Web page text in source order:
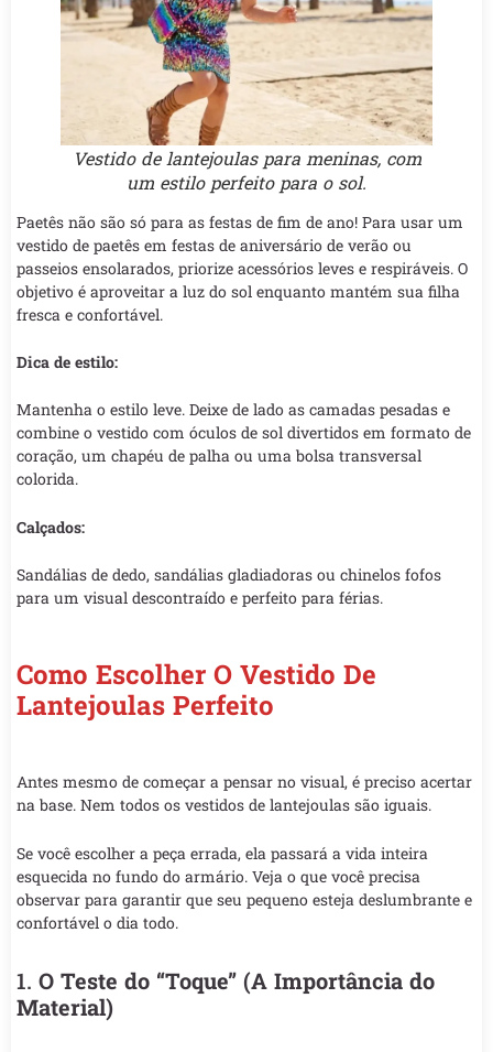
Vestido de lantejoulas para meninas, com
um estilo perfeito para o sol.
Paetês não são só para as festas de fim de ano! Para usar um
vestido de paetês em festas de aniversário de verão ou
passeios ensolarados, priorize acessórios leves e respiráveis. O
objetivo é aproveitar a luz do sol enquanto mantém sua filha
fresca e confortável.
Dica de estilo:
Mantenha o estilo leve. Deixe de lado as camadas pesadas e
combine o vestido com óculos de sol divertidos em formato de
coração, um chapéu de palha ou uma bolsa transversal
colorida.
Calçados:
Sandálias de dedo, sandálias gladiadoras ou chinelos fofos
para um visual descontraído e perfeito para férias.
Como Escolher O Vestido De
Lantejoulas Perfeito
Antes mesmo de começar a pensar no visual, é preciso acertar
na base. Nem todos os vestidos de lantejoulas são iguais.
Se você escolher a peça errada, ela passará a vida inteira
esquecida no fundo do armário. Veja o que você precisa
observar para garantir que seu pequeno esteja deslumbrante e
confortável o dia todo.
1. O Teste do “Toque” (A Importância do
Material)